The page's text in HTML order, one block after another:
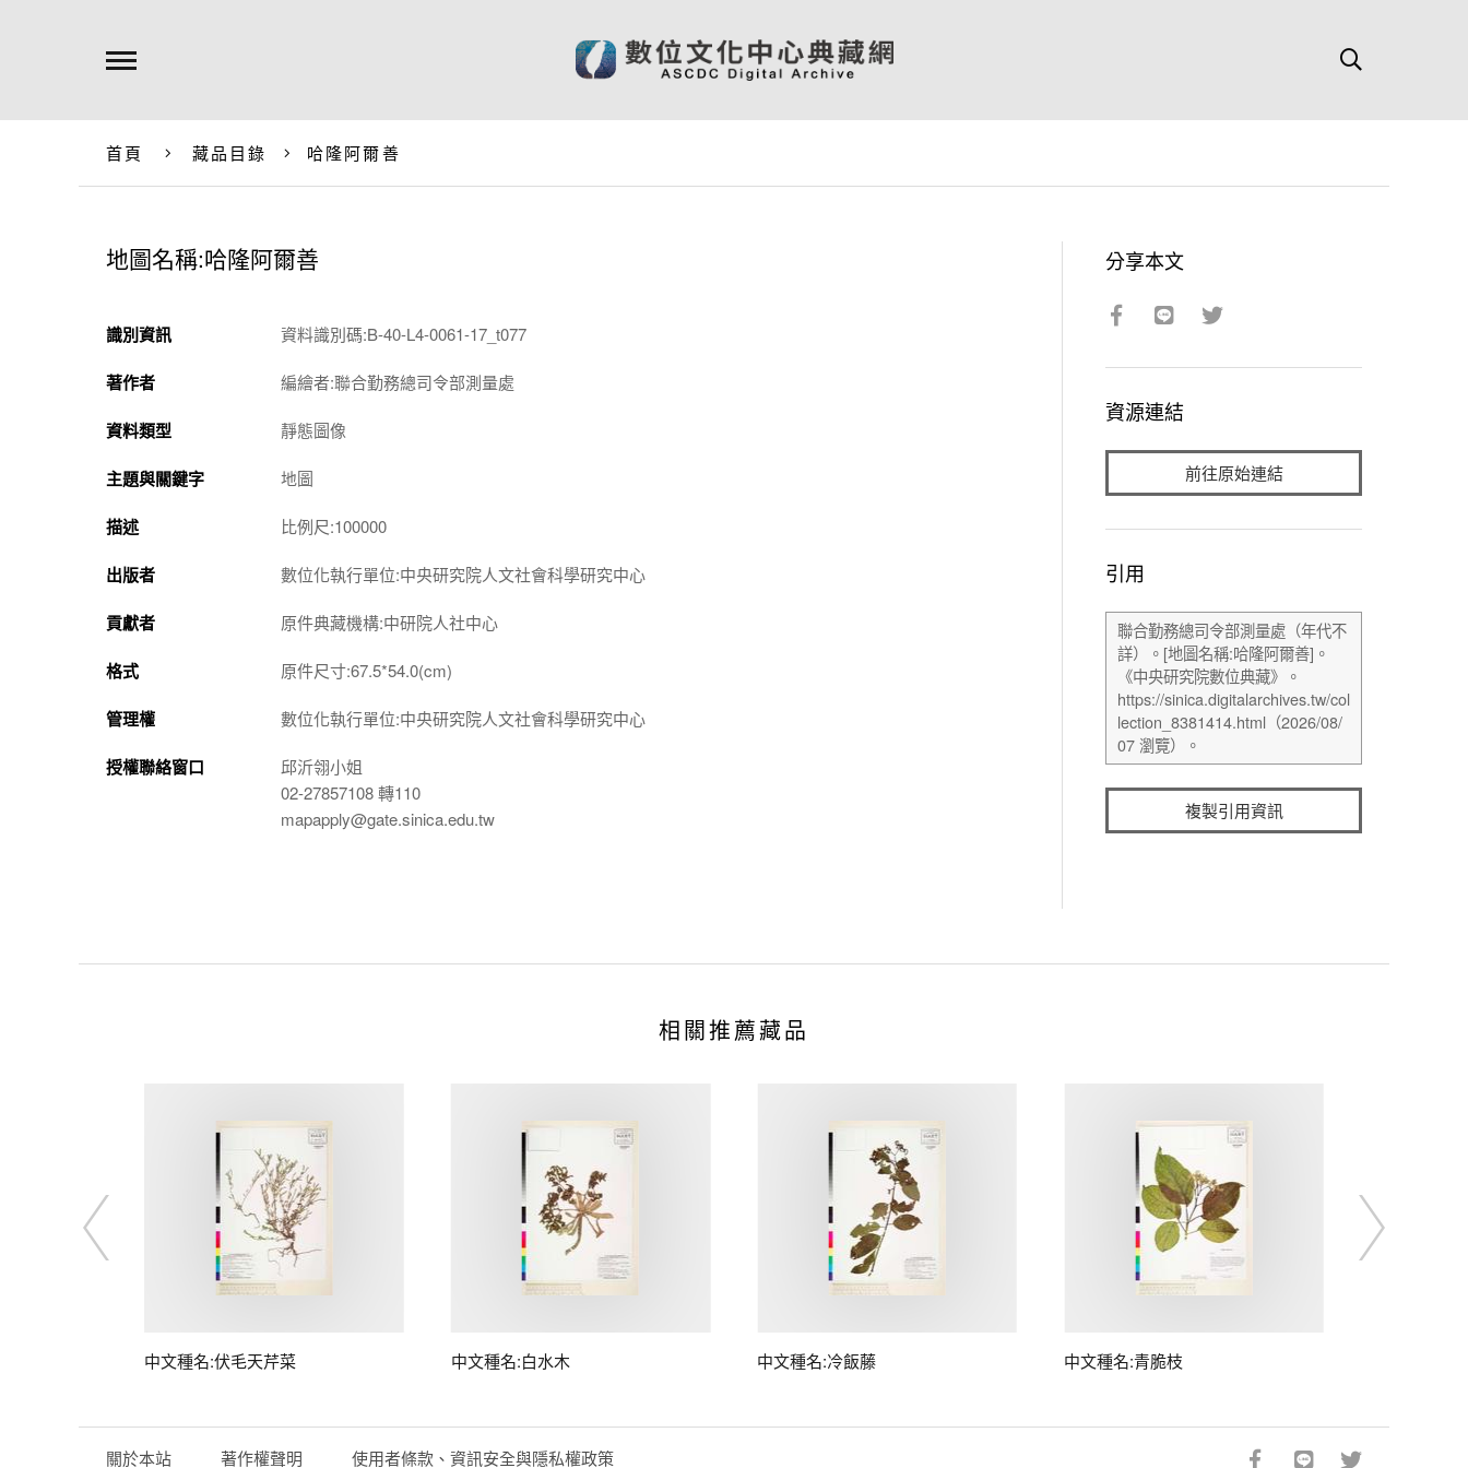
首頁 藏品目錄 哈隆阿爾善
地圖名稱:哈隆阿爾善
識別資訊 資料識別碼:B-40-L4-0061-17_t077
著作者 編繪者:聯合勤務總司令部測量處
資料類型 靜態圖像
主題與關鍵字 地圖
描述 比例尺:100000
出版者 數位化執行單位:中央研究院人文社會科學研究中心
貢獻者 原件典藏機構:中研院人社中心
格式 原件尺寸:67.5*54.0(cm)
管理權 數位化執行單位:中央研究院人文社會科學研究中心
授權聯絡窗口
邱沂翎小姐
02-27857108 轉110
mapapply@gate.sinica.edu.tw
分享本文
資源連結
前往原始連結
引用
複製引用資訊
相關推薦藏品
中文種名:伏毛天芹菜 中文種名:白水木 中文種名:冷飯藤 中文種名:青脆枝
關於本站 著作權聲明 使用者條款、資訊安全與隱私權政策